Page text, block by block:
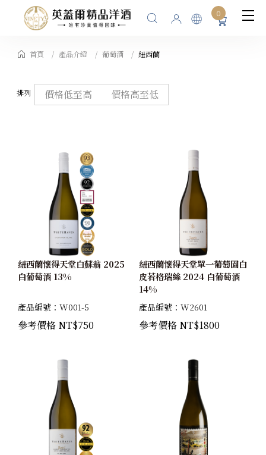
0
首頁 產品介紹 葡萄酒 紐西蘭
排列 價格低至高 價格高至低
紐西蘭懷得天堂白蘇翁 2025
白葡萄酒 13%
產品編號：W001-5
參考價格 NT$750
紐西蘭懷得天堂單一葡萄園白
皮若格瑞絲 2024 白葡萄酒
14%
產品編號：W2601
參考價格 NT$1800